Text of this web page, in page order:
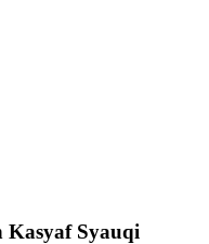
Kasyaf Syauqi